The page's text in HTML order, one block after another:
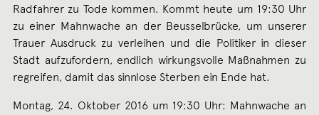
Radfahrer zu Tode kommen. Kommt heute um 19:30 Uhr
zu einer Mahnwache an der Beusselbrücke, um unserer
Trauer Ausdruck zu verleihen und die Politiker in dieser
Stadt aufzufordern, endlich wirkungsvolle Maßnahmen zu
regreifen, damit das sinnlose Sterben ein Ende hat.
Montag, 24. Oktober 2016 um 19:30 Uhr: Mahnwache an